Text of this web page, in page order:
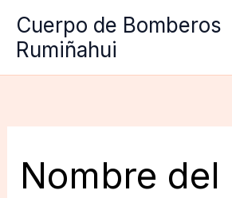
contenido
Cuerpo de Bomberos
Rumiñahui
Nombre del